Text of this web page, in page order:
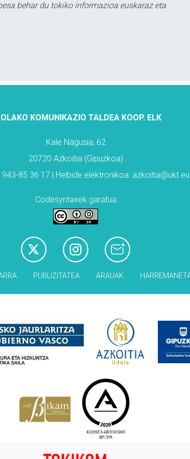
behar du tokiko informazioa euskaraz eta
KOMUNIKAZIO TALDEA KOOP. ELK
Kale Nagusia, 62
20720 Azkoitia (Gipuzkoa)
85 36 17 | Helbide elektronikoa:
Codesyntaxek garatua
PUBLIZITATEA ARAUAK